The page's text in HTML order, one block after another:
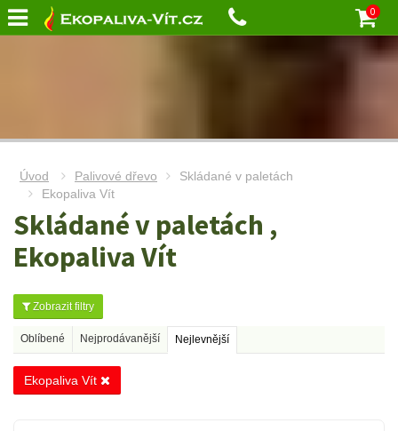
Úvod Palivové dřevo
Skládané v paletách
Ekopaliva Vít
Skládané v paletách ,
Ekopaliva Vít
Zobrazit filtry
Oblíbené Nejprodávanější Nejlevnější
Ekopaliva Vít
0